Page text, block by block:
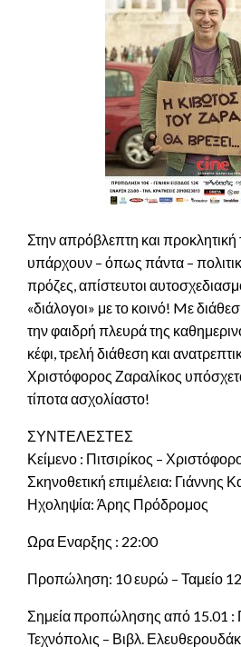
Στην απρόβλεπτη και
υπάρχουν – όπως πάντα –
πρόζες, απίστευτοι
«διάλογοι» με το κοινό! Mε
την φαιδρή πλευρά της
κέφι, τρελή διάθεση και
Χριστόφορος Ζαραλίκος
τίποτα ασχολίαστο!
ΣΥΝΤΕΛΕΣΤΕΣ
Κείμενο : Πιτσιρίκος –
Σκηνοθετική επιμέλεια: Γιάννης
Ηχοληψία: Άρης Πρόδρομος
Ωρα Εναρξης : 22:00
Προπώληση: 10 ευρώ – Ταμείο
Σημεία προπώλησης από 15.01
Τεχνόπολις – Βιβλ.